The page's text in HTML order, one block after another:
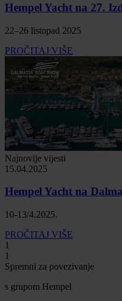
Hempel Yacht na 27.
22–26 listopad 2025
PROČITAJ VIŠE
Najnovije vijesti
15.04.2025
Hempel Yacht na
10-13/4.2025.
PROČITAJ VIŠE
1
1
Spremni za povezivanje
s grupom Hempel